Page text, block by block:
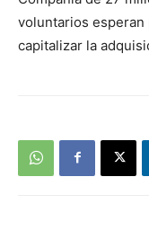
voluntarios
capitalizar la